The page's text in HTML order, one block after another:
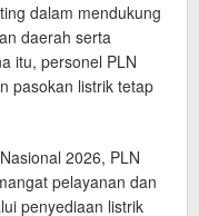
dalam mendukung
daerah serta
itu, personel PLN
pasokan listrik tetap
2026, PLN
pelayanan dan
penyediaan listrik